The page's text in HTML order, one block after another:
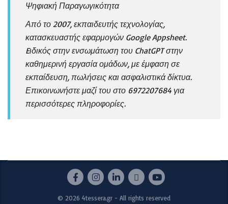
Ψηφιακή Παραγωγικότητα
Από το 2007, εκπαιδευτής τεχνολογίας,
κατασκευαστής εφαρμογών Google Appsheet.
Eιδικός στην ενσωμάτωση του ChatGPT στην
καθημερινή εργασία ομάδων, με έμφαση σε
εκπαίδευση, πωλήσεις και ασφαλιστικά δίκτυα.
Επικοινωνήστε μαζί του στο 6972207684 για
περισσότερες πληροφορίες.
© 2026 4tessera.gr - All rights reserved